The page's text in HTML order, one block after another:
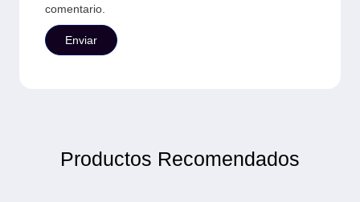
comentario.
Productos Recomendados